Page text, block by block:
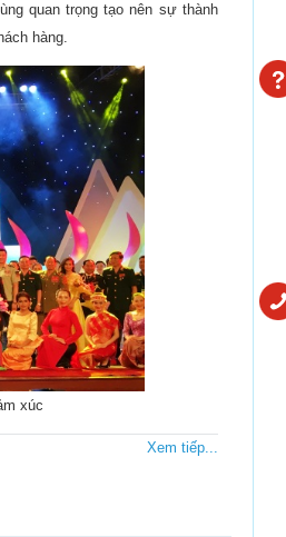
quan trọng tạo nên sự thành
hàng.
xúc
Xem tiếp...